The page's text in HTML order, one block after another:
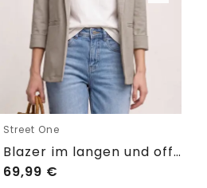
Street One
Blazer im langen und offenen Schnitt
69,99 €